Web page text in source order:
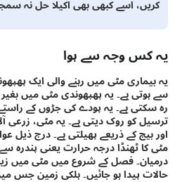
اسے کبھی بھی اکیلا حل نہ سمجھیں۔
وجہ سے ہوا
مٹی میں رہنے والی ایک پھپھوندی
ہے۔ یہ پھپھوندی مٹی میں بغیر کسی
ہے۔ یہ پودے کی جڑوں کے راستے اندر
کو روک دیتی ہے۔ یہ مٹی، زرعی آلات،
کے ذریعے پھیلتی ہے۔ درج ذیل عوامل
ٹھنڈا درجہ حرارت یعنی پندرہ سے
فصل کے شروع میں مٹی میں زیادہ
پیدا ہو جائیں۔ ہلکی زمین جس میں